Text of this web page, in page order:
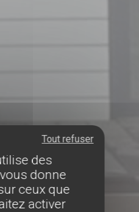
des
donne
ceux que
activer
Tout refuser